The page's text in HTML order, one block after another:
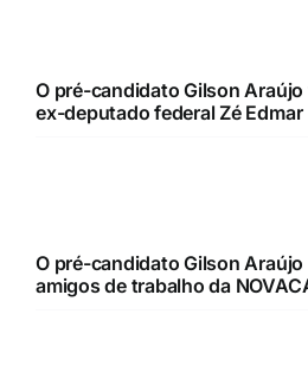
O pré-candidato Gilson
ex-deputado federal Zé Edmar
O pré-candidato Gilson
amigos de trabalho da